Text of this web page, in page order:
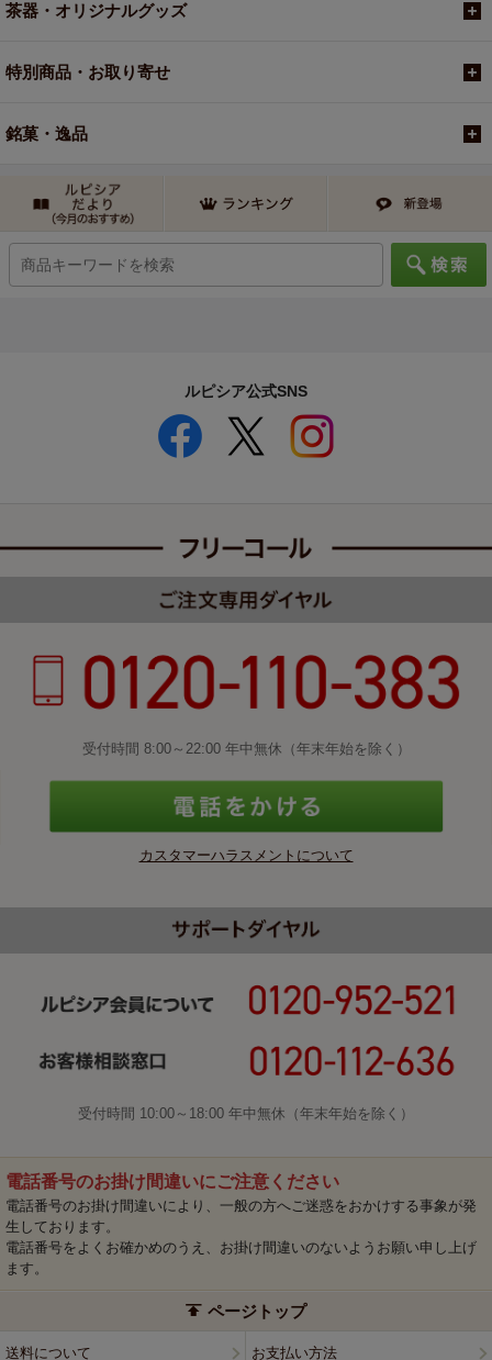
茶器・オリジナルグッズ
特別商品・お取り寄せ
銘菓・逸品
ルピシア公式SNS
受付時間 8:00～22:00 年中無休（年末年始を除く）
カスタマーハラスメントについて
受付時間 10:00～18:00 年中無休（年末年始を除く）
電話番号のお掛け間違いにご注意ください
電話番号のお掛け間違いにより、一般の方へご迷惑をおかけする事象が発
生しております。
電話番号をよくお確かめのうえ、お掛け間違いのないようお願い申し上げ
ます。
ページトップ
送料について お支払い方法